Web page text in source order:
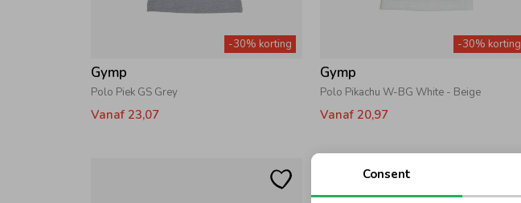
-30% korting
Gymp
Polo Piek GS Grey
Vanaf 23,07
-30% korting
Gymp
Polo Pikachu W-BG White - Beige
Vanaf 20,97
Consent